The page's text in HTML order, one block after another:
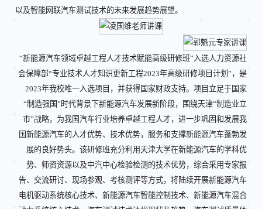
以及智能网联汽车测试技术的未来发展趋势展望。
“新能源汽车领域卓越工程人才技术赋能高级研修班”入选人力资源社
会保障部“专业技术人才知识更新工程2023年高级研修项目计划”，是
2023年我校唯一入选项目，并获得国家财政支持。项目立足于国家
“制造强国”时代背景下新能源汽车发展新阶段，围绕天津“制造业立
市”战略，为我国汽车行业培养卓越工程人才，进一步巩固和发展我
国新能源汽车的人才优势、技术优势，服务和支撑新能源汽车蓬勃发
展的良好势头。该研修班充分利用天津大学在新能源汽车的学科优
势、师资资源以及中汽中心检验检测的技术优势，综合采用专家报
告、交流研讨、现场参观、考核测评等方式，将陆续开展新能源汽车
电机驱动系统核心技术、新能源汽车智能控制技术、新能源汽车混合